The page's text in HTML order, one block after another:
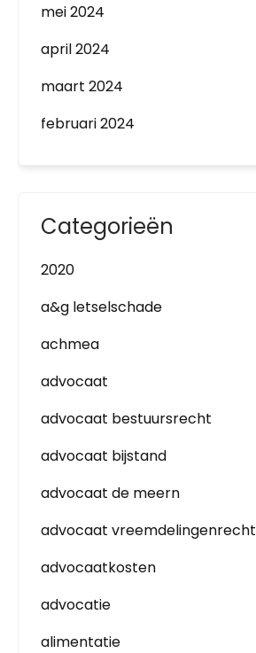
mei 2024
april 2024
maart 2024
februari 2024
Categorieën
2020
a&g letselschade
achmea
advocaat
advocaat bestuursrecht
advocaat bijstand
advocaat de meern
advocaat vreemdelingenrecht
advocaatkosten
advocatie
alimentatie